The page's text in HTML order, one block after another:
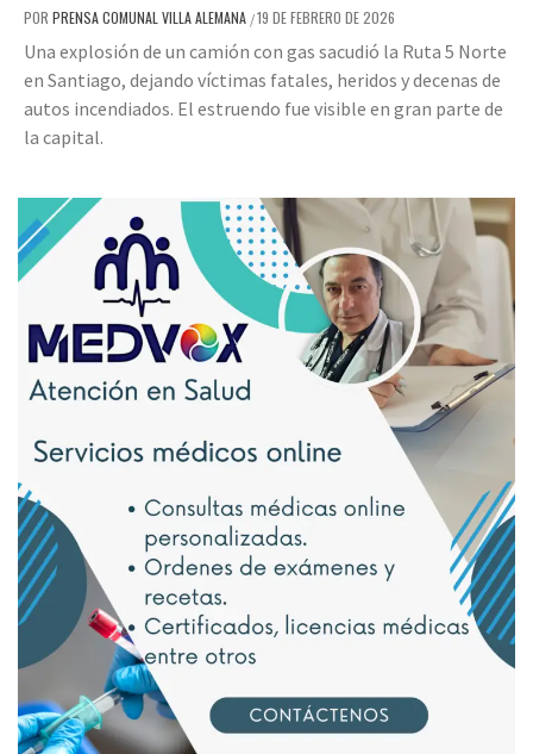
POR PRENSA COMUNAL VILLA ALEMANA /19 DE FEBRERO DE 2026
Una explosión de un camión con gas sacudió la Ruta 5 Norte
en Santiago, dejando víctimas fatales, heridos y decenas de
autos incendiados. El estruendo fue visible en gran parte de
la capital.